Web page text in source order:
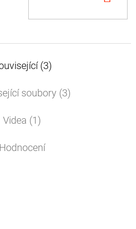
(3)
soubory (3)
Videa (1)
Hodnocení